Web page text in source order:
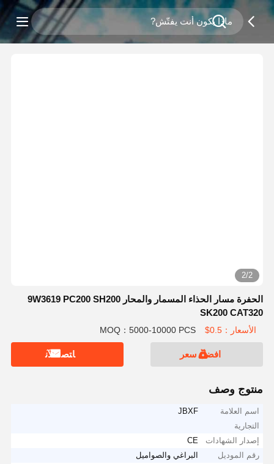
2/2
الحفرة مسار الحذاء المسمار والمحار 9W3619 PC200 SH200
SK200 CAT320
الأسعار：0.5$ MOQ：5000-10000 PCS
افضل سعر ﺎﺘﺼﻟ ﺍﻶﻧ
منتوج وصف
اسم العلامة
التجارية
JBXF
إصدار الشهادات
CE
رقم الموديل
البراغي والصواميل